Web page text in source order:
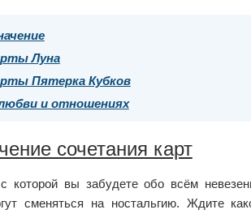
Луна
Пятерка Кубков
и отношениях
сочетания карт
которой вы забудете обо всём
сменяться на ностальгию. Ждите